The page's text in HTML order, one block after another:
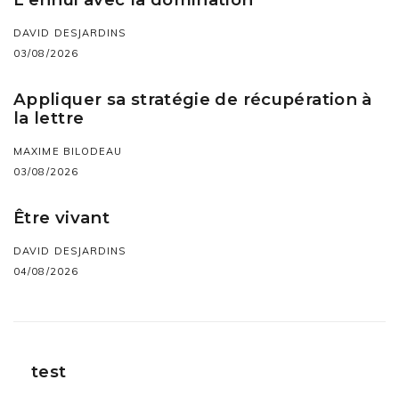
DAVID DESJARDINS
03/08/2026
Appliquer sa stratégie de récupération à
la lettre
MAXIME BILODEAU
03/08/2026
Être vivant
DAVID DESJARDINS
04/08/2026
test